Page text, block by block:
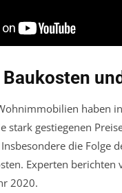
haben
stark gestiegenen
die Folge
Experten
2020.